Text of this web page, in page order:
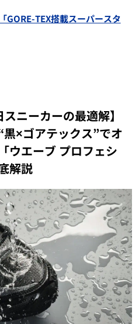
GORE-TEX搭載スーパースタ
ニーカーの最適解】
×ゴアテックス”でオ
ウエーブ プロフェシ
解説